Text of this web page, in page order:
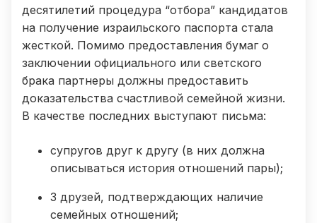
десятилетий процедура “отбора” кандидатов
на получение израильского паспорта стала
жесткой. Помимо предоставления бумаг о
заключении официального или светского
брака партнеры должны предоставить
доказательства счастливой семейной жизни.
В качестве последних выступают письма:
супругов друг к другу (в них должна
описываться история отношений пары);
3 друзей, подтверждающих наличие
семейных отношений;